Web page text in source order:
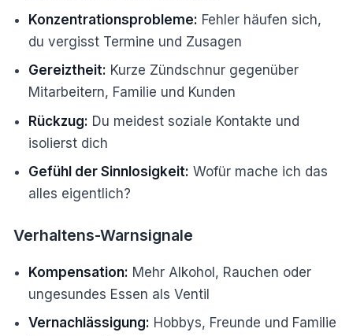
Konzentrationsprobleme: Fehler häufen sich,
du vergisst Termine und Zusagen
Gereiztheit: Kurze Zündschnur gegenüber
Mitarbeitern, Familie und Kunden
Rückzug: Du meidest soziale Kontakte und
isolierst dich
Gefühl der Sinnlosigkeit: Wofür mache ich das
alles eigentlich?
Verhaltens-Warnsignale
Kompensation: Mehr Alkohol, Rauchen oder
ungesundes Essen als Ventil
Vernachlässigung: Hobbys, Freunde und Familie